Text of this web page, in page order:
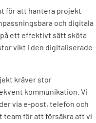
för att hantera projekt
och digitala
ett effektivt sätt sköta
vikt i den digitaliserade
kräver stor
kommunikation. Vi
via e-post, telefon och
team för att försäkra att vi